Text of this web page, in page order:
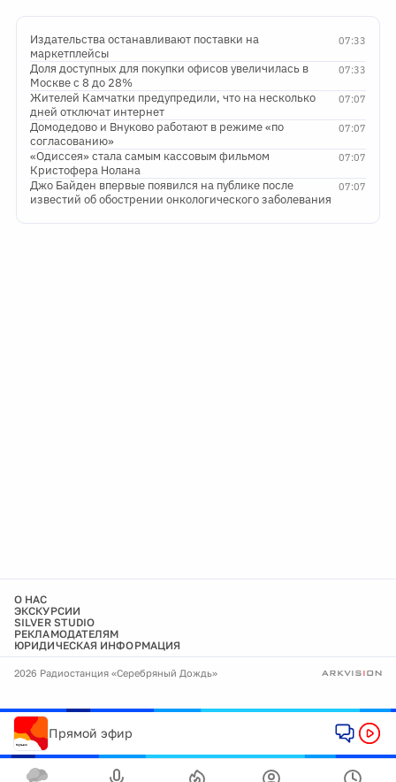
07:33
Издательства останавливают поставки на
маркетплейсы
07:33
Доля доступных для покупки офисов увеличилась в
Москве с 8 до 28%
07:07
Жителей Камчатки предупредили, что на несколько
дней отключат интернет
07:07
Домодедово и Внуково работают в режиме «по
согласованию»
07:07
«Одиссея» стала самым кассовым фильмом
Кристофера Нолана
07:07
Джо Байден впервые появился на публике после
известий об обострении онкологического заболевания
О НАС
ЭКСКУРСИИ
SILVER STUDIO
РЕКЛАМОДАТЕЛЯМ
ЮРИДИЧЕСКАЯ ИНФОРМАЦИЯ
2026 Радиостанция «Серебряный Дождь»
Прямой эфир